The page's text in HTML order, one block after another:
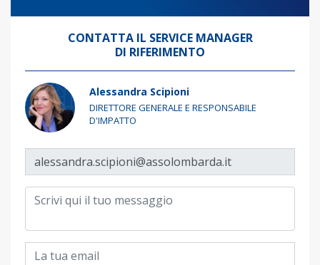
CONTATTA IL SERVICE MANAGER
DI RIFERIMENTO
Alessandra Scipioni
DIRETTORE GENERALE E RESPONSABILE
D'IMPATTO